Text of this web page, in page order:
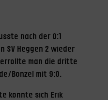
nach der 0:1
SV Heggen 2 wieder
man die dritte
Bonzel mit 9:0.
konnte sich Erik